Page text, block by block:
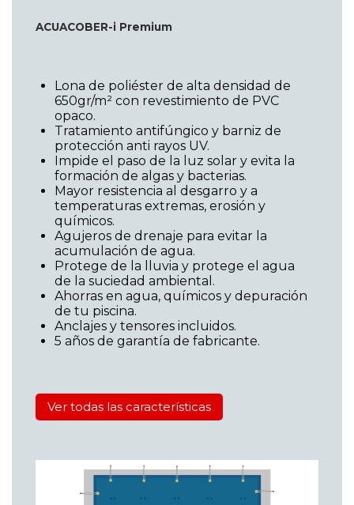
ACUACOBER-i Premium
Lona de poliéster de alta densidad de
650gr/m² con revestimiento de PVC
opaco.
Tratamiento antifúngico y barniz de
protección anti rayos UV.
Impide el paso de la luz solar y evita la
formación de algas y bacterias.
Mayor resistencia al desgarro y a
temperaturas extremas, erosión y
químicos.
Agujeros de drenaje para evitar la
acumulación de agua.
Protege de la lluvia y protege el agua
de la suciedad ambiental.
Ahorras en agua, químicos y depuración
de tu piscina.
Anclajes y tensores incluidos.
5 años de garantía de fabricante.
Ver todas las características